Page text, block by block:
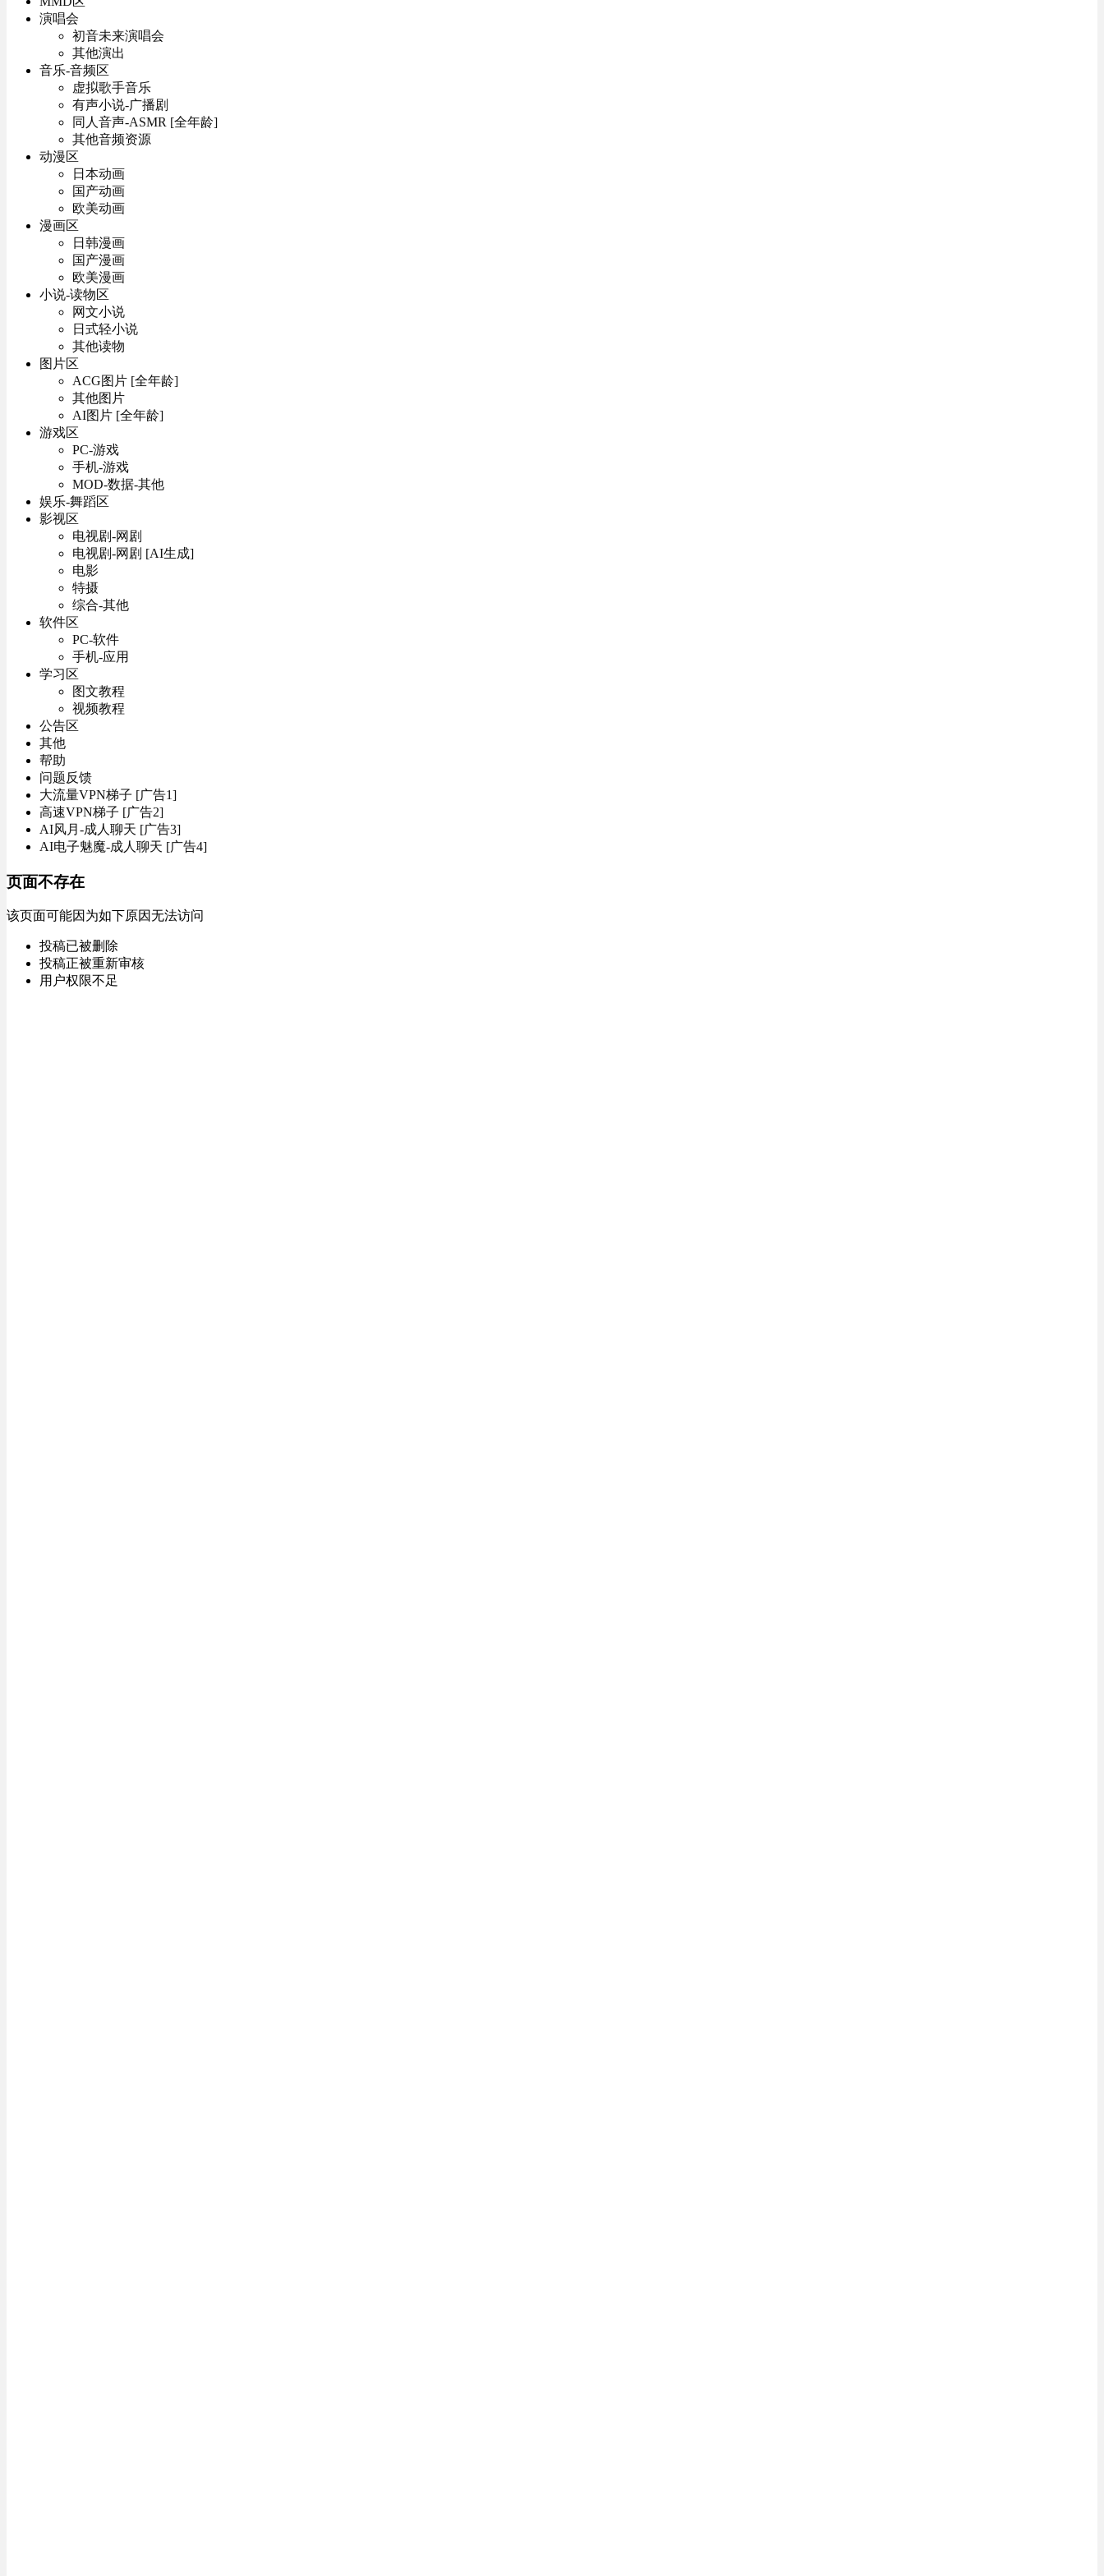
演唱会
初音未来演唱会
其他演出
音乐-音频区
虚拟歌手音乐
有声小说-广播剧
同人音声-ASMR [全年龄]
其他音频资源
动漫区
日本动画
国产动画
欧美动画
漫画区
日韩漫画
国产漫画
欧美漫画
小说-读物区
网文小说
日式轻小说
其他读物
图片区
ACG图片 [全年龄]
其他图片
AI图片 [全年龄]
游戏区
PC-游戏
手机-游戏
MOD-数据-其他
娱乐-舞蹈区
影视区
电视剧-网剧
电视剧-网剧 [AI生成]
电影
特摄
综合-其他
软件区
PC-软件
手机-应用
学习区
图文教程
视频教程
公告区
其他
帮助
问题反馈
大流量VPN梯子 [广告1]
高速VPN梯子 [广告2]
AI风月-成人聊天 [广告3]
AI电子魅魔-成人聊天 [广告4]
页面不存在
该页面可能因为如下原因无法访问
投稿已被删除
投稿正被重新审核
用户权限不足